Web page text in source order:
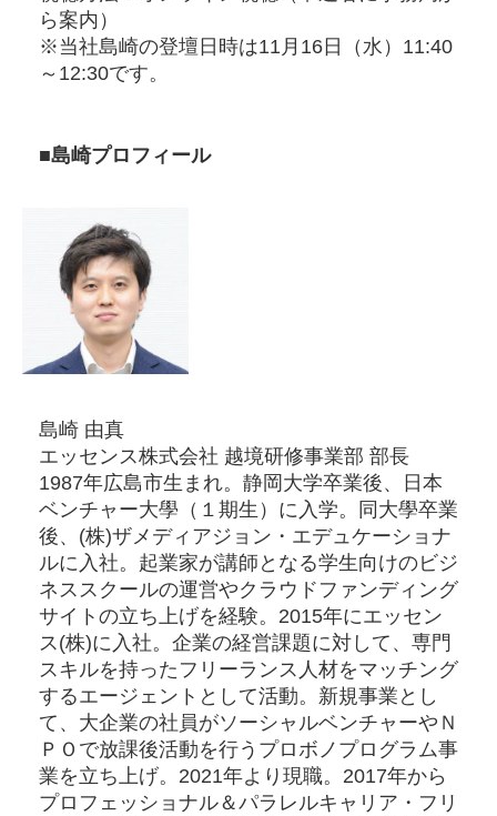
ら案内）
※当社島崎の登壇日時は11月16日（水）11:40
～12:30です。
■島崎プロフィール
島崎 由真
エッセンス株式会社 越境研修事業部 部長
1987年広島市生まれ。静岡大学卒業後、日本
ベンチャー大學（１期生）に入学。同大學卒業
後、(株)ザメディアジョン・エデュケーショナ
ルに入社。起業家が講師となる学生向けのビジ
ネススクールの運営やクラウドファンディング
サイトの立ち上げを経験。2015年にエッセン
ス(株)に入社。企業の経営課題に対して、専門
スキルを持ったフリーランス人材をマッチング
するエージェントとして活動。新規事業とし
て、大企業の社員がソーシャルベンチャーやＮ
ＰＯで放課後活動を行うプロボノプログラム事
業を立ち上げ。2021年より現職。2017年から
プロフェッショナル＆パラレルキャリア・フリ